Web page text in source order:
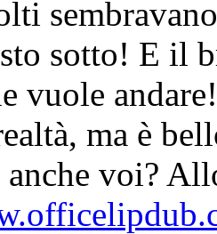
sotto! E il
vuole
ma è
anche voi?